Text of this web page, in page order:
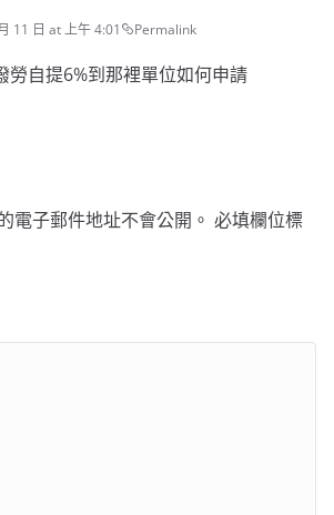
11 日 at 上午 4:01 Permalink
勞自提6%到那裡單位如何申請
電子郵件地址不會公開。 必填欄位標